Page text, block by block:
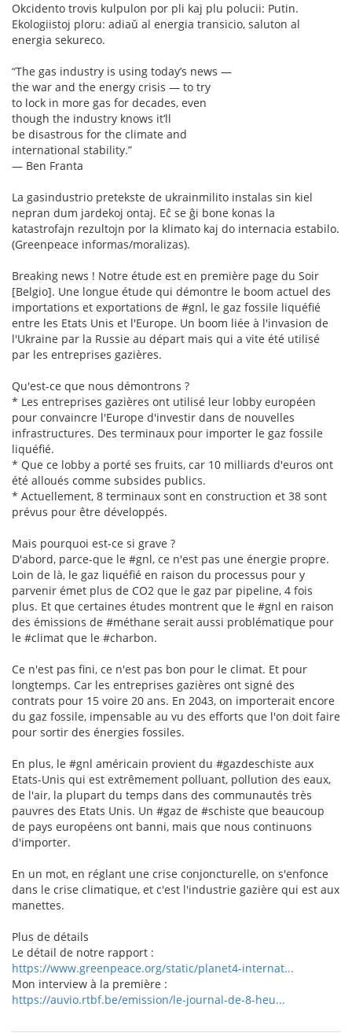
Okcidento trovis kulpulon por pli kaj plu polucii: Putin.
Ekologiistoj ploru: adiaŭ al energia transicio, saluton al
energia sekureco.
“The gas industry is using today’s news —
the war and the energy crisis — to try
to lock in more gas for decades, even
though the industry knows it’ll
be disastrous for the climate and
international stability.”
— Ben Franta
La gasindustrio pretekste de ukrainmilito instalas sin kiel
nepran dum jardekoj ontaj. Eĉ se ĝi bone konas la
katastrofajn rezultojn por la klimato kaj do internacia estabilo.
(Greenpeace informas/moralizas).
Breaking news ! Notre étude est en première page du Soir
[Belgio]. Une longue étude qui démontre le boom actuel des
importations et exportations de #gnl, le gaz fossile liquéfié
entre les Etats Unis et l'Europe. Un boom liée à l'invasion de
l'Ukraine par la Russie au départ mais qui a vite été utilisé
par les entreprises gazières.
Qu'est-ce que nous démontrons ?
* Les entreprises gazières ont utilisé leur lobby européen
pour convaincre l'Europe d'investir dans de nouvelles
infrastructures. Des terminaux pour importer le gaz fossile
liquéfié.
* Que ce lobby a porté ses fruits, car 10 milliards d'euros ont
été alloués comme subsides publics.
* Actuellement, 8 terminaux sont en construction et 38 sont
prévus pour être développés.
Mais pourquoi est-ce si grave ?
D'abord, parce-que le #gnl, ce n'est pas une énergie propre.
Loin de là, le gaz liquéfié en raison du processus pour y
parvenir émet plus de CO2 que le gaz par pipeline, 4 fois
plus. Et que certaines études montrent que le #gnl en raison
des émissions de #méthane serait aussi problématique pour
le #climat que le #charbon.
Ce n'est pas fini, ce n'est pas bon pour le climat. Et pour
longtemps. Car les entreprises gazières ont signé des
contrats pour 15 voire 20 ans. En 2043, on importerait encore
du gaz fossile, impensable au vu des efforts que l'on doit faire
pour sortir des énergies fossiles.
En plus, le #gnl américain provient du #gazdeschiste aux
Etats-Unis qui est extrêmement polluant, pollution des eaux,
de l'air, la plupart du temps dans des communautés très
pauvres des Etats Unis. Un #gaz de #schiste que beaucoup
de pays européens ont banni, mais que nous continuons
d'importer.
En un mot, en réglant une crise conjoncturelle, on s'enfonce
dans le crise climatique, et c'est l'industrie gazière qui est aux
manettes.
Plus de détails
Le détail de notre rapport :
https://www.greenpeace.org/static/planet4-internat...
Mon interview à la première :
https://auvio.rtbf.be/emission/le-journal-de-8-heu...